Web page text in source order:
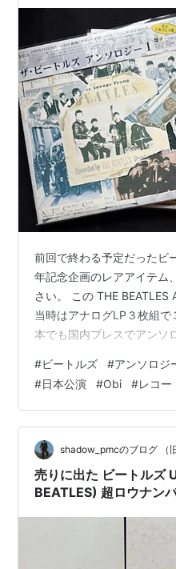
前回で終わる予定だったビ
年記念企画のレアアイテム
さい。 この THE BEATLES
当時はアナログLP３枚組
本でも国内プレスでアンソ
ジー３（TOJP-601607〜
に発売されていました。各
だったので今ではLP１枚
ートルズのLPとして初め
した。 この国内盤LP３セ
#ビートルズ #アンソロジ
#日本公演 #Obi #レコー
shadow_pmcのブログ （
売りに出た ビートルズ
BEATLES) 超ロウナン